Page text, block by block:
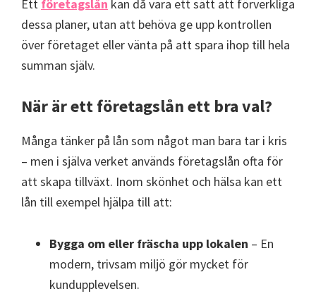
Ett företagslån kan då vara ett sätt att förverkliga
dessa planer, utan att behöva ge upp kontrollen
över företaget eller vänta på att spara ihop till hela
summan själv.
När är ett företagslån ett bra val?
Många tänker på lån som något man bara tar i kris
– men i själva verket används företagslån ofta för
att skapa tillväxt. Inom skönhet och hälsa kan ett
lån till exempel hjälpa till att:
Bygga om eller fräscha upp lokalen – En
modern, trivsam miljö gör mycket för
kundupplevelsen.